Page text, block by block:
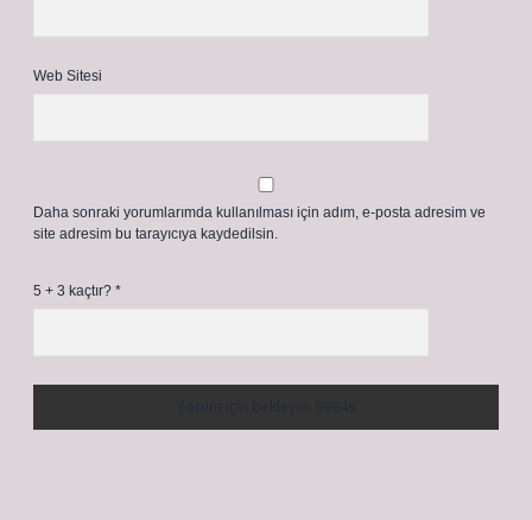
Web Sitesi
Daha sonraki yorumlarımda kullanılması için adım, e-posta adresim ve
site adresim bu tarayıcıya kaydedilsin.
5 + 3 kaçtır? *